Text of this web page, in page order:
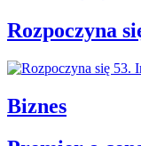
Rozpoczyna
Biznes